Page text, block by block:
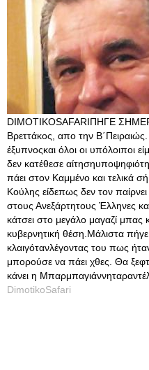
DIMOTIKOSAFARIΠΗΓΕ
Βρεττάκος, απο την
έξυπνοςκαι όλοι οι υπόλοιποι
δεν κατέθεσε
πάει στον Καμμένο και τελικά
Κούλης είδεπως δεν τον
στους Ανεξάρτητους Έλληνες
κάτσει στο μεγάλο μαγαζί μπας
κυβερνητική θέση.Μάλιστα
κλαιγότανλέγοντας του πως
μπορούσε να πάει χθες. Θα
κάνει η
DimotikoSafari